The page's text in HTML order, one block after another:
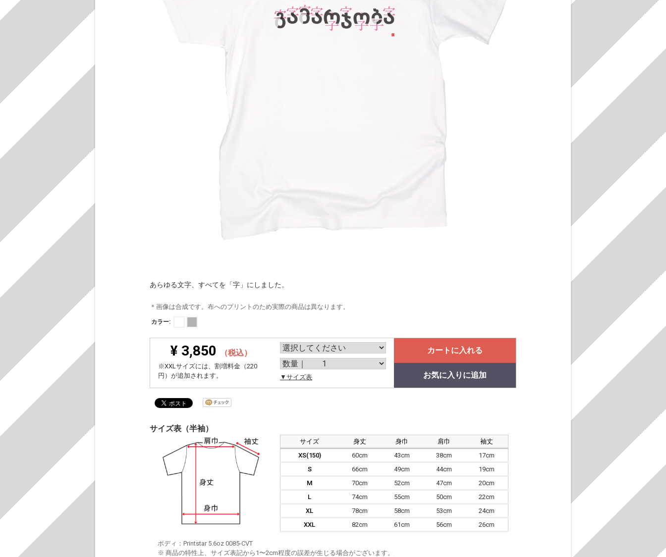
あらゆる文字、すべてを「字」にしました。
＊画像は合成です。布へのプリントのため実際の商品は異なります。
カラー:
¥ 3,850 （税込）
※XXLサイズには、割増料金（220
円）が追加されます。
▼サイズ表
カートに入れる
お気に入りに追加
サイズ表（半袖）
サイズ 身丈 身巾 肩巾
袖丈
XS(150)
60cm 43cm 38cm
17cm
S
66cm 49cm 44cm
19cm
M
70cm 52cm 47cm
20cm
L
74cm 55cm 50cm
22cm
XL
78cm 58cm 53cm
24cm
XXL
82cm 61cm 56cm 26cm
ボディ：Printstar 5.6oz 0085-CVT
※ 商品の特性上、サイズ表記から1〜2cm程度の誤差が生じる場合がございます。